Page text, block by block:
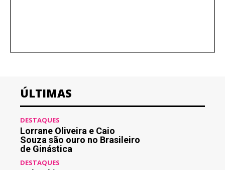
ÚLTIMAS
DESTAQUES
Lorrane Oliveira e Caio
Souza são ouro no Brasileiro
de Ginástica
DESTAQUES